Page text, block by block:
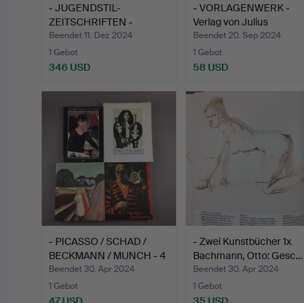
- JUGENDSTIL-
ZEITSCHRIFTEN -
München, um 1…
Beendet 11. Dez 2024
1 Gebot
346 USD
- VORLAGENWERK -
Verlag von Julius
Hoffman…
Beendet 20. Sep 2024
1 Gebot
58 USD
- PICASSO / SCHAD /
BECKMANN / MUNCH - 4
A…
Beendet 30. Apr 2024
1 Gebot
- Zwei Kunstbücher 1x
Bachmann, Otto: Gesc…
Beendet 30. Apr 2024
1 Gebot